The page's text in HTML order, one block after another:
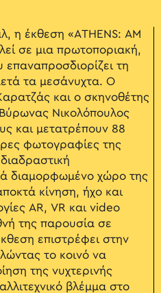
η έκθεση «ATHENS: AM
σε μια πρωτοποριακή,
επαναπροσδιορίζει τη
τα μεσάνυχτα. Ο
και ο σκηνοθέτης
Νικολόπουλος
και μετατρέπουν 88
φωτογραφίες της
διαμορφωμένο χώρο της
κίνηση, ήχο και
AR, VR και video
της παρουσία σε
επιστρέφει στην
το κοινό να
της νυχτερινής
βλέμμα στο